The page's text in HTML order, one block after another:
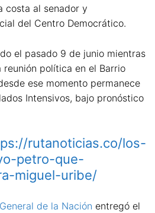
costa al senador y
del Centro Democrático.
el pasado 9 de junio mientras
reunión política en el Barrio
ese momento permanece
Intensivos, bajo pronóstico
rutanoticias.co/los-
petro-que-
miguel-uribe/
de la Nación entregó el